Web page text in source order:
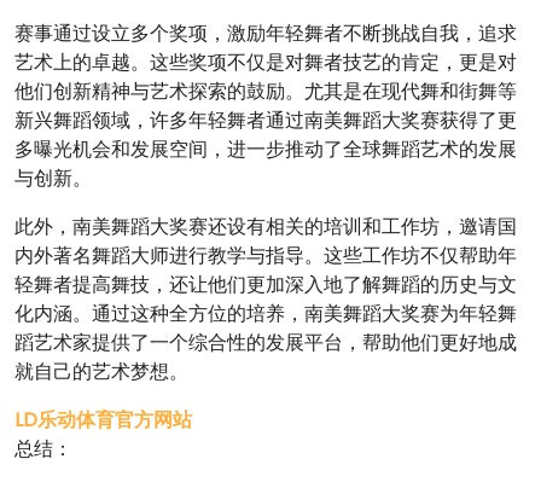
赛事通过设立多个奖项，激励年轻舞者不断挑战自我，追求
艺术上的卓越。这些奖项不仅是对舞者技艺的肯定，更是对
他们创新精神与艺术探索的鼓励。尤其是在现代舞和街舞等
新兴舞蹈领域，许多年轻舞者通过南美舞蹈大奖赛获得了更
多曝光机会和发展空间，进一步推动了全球舞蹈艺术的发展
与创新。
此外，南美舞蹈大奖赛还设有相关的培训和工作坊，邀请国
内外著名舞蹈大师进行教学与指导。这些工作坊不仅帮助年
轻舞者提高舞技，还让他们更加深入地了解舞蹈的历史与文
化内涵。通过这种全方位的培养，南美舞蹈大奖赛为年轻舞
蹈艺术家提供了一个综合性的发展平台，帮助他们更好地成
就自己的艺术梦想。
LD乐动体育官方网站
总结：